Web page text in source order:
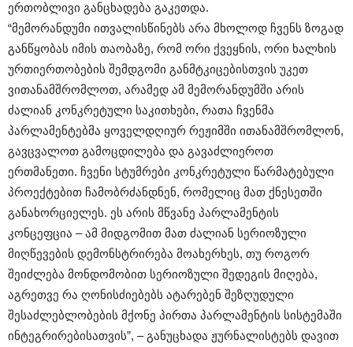
ერთობლივი განცხადება გაკეთდა.
“მემორანდუმი ითვალისწინებს არა მხოლოდ ჩვენს ზოგად
განწყობას იმის თაობაზე, რომ ორი ქვეყნის, ორი ხალხის
ურთიერთობების შემდგომი განმტკიცებისთვის უკეთ
ვითანამშრომლოთ, არამედ ამ მემორანდუმში არის
ძალიან კონკრეტული საკითხები, რათა ჩვენმა
პარლამენტებმა ყოველდღიურ რეჟიმში ითანამშრომლონ,
გავცვალოთ გამოცდილება და გავაძლიეროთ
ერთმანეთი. ჩვენი სტუმრები კონკრეტული წარმატებული
პროექტებით ჩამობრძანდნენ, რომელიც მათ ქნესეთში
განახორციელეს. ეს არის მწვანე პარლამენტის
კონცეფცია – ამ მიდგომით მათ ძალიან სერიოზული
მიღწევების დემონსტრირება მოახერხეს, თუ როგორ
შეიძლება მონდომობით სერიოზული შედეგის მიღება,
აგრეთვე რა ღონისძიებებს ატარებენ შეზღუდული
შესაძლებლობების მქონე პირთა პარლამენტის სისტემაში
ინტეგრირებისათვის”, – განუცხადა ჟურნალისტებს დავით